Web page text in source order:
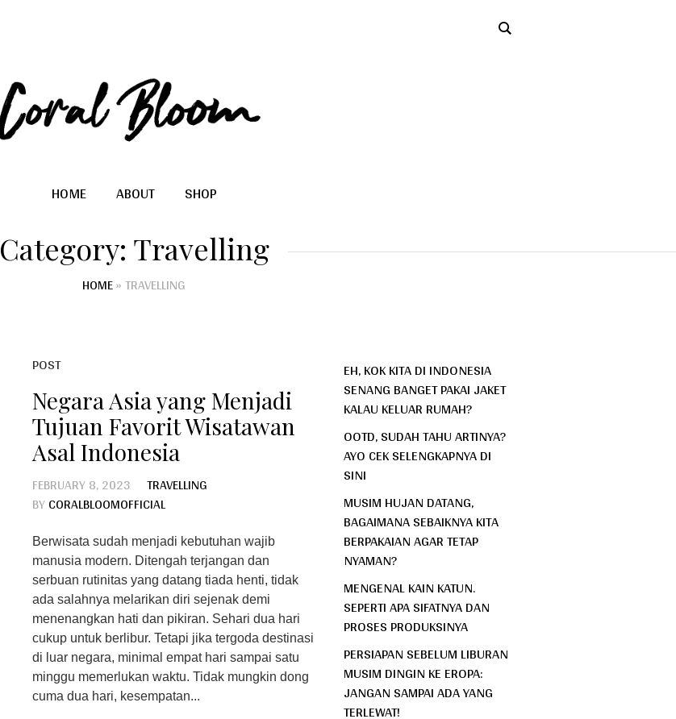
HOME ABOUT SHOP
Category: Travelling
HOME»TRAVELLING
POST
Negara Asia yang Menjadi
Tujuan Favorit Wisatawan
Asal Indonesia
FEBRUARY 8, 2023
TRAVELLING
BYCORALBLOOMOFFICIAL
Berwisata sudah menjadi kebutuhan wajib
manusia modern. Ditengah terjangan dan
serbuan rutinitas yang datang tiada henti, tidak
ada salahnya melarikan diri sejenak demi
menenangkan hati dan pikiran. Sehari dua hari
cukup untuk berlibur. Tetapi jika tergoda destinasi
di luar negara, minimal empat hari sampai satu
minggu memerlukan waktu. Tidak mungkin dong
cuma dua hari, kesempatan...
EH, KOK KITA DI INDONESIA
SENANG BANGET PAKAI JAKET
KALAU KELUAR RUMAH?
OOTD, SUDAH TAHU ARTINYA?
AYO CEK SELENGKAPNYA DI
SINI
MUSIM HUJAN DATANG,
BAGAIMANA SEBAIKNYA KITA
BERPAKAIAN AGAR TETAP
NYAMAN?
MENGENAL KAIN KATUN.
SEPERTI APA SIFATNYA DAN
PROSES PRODUKSINYA
PERSIAPAN SEBELUM LIBURAN
MUSIM DINGIN KE EROPA:
JANGAN SAMPAI ADA YANG
TERLEWAT!